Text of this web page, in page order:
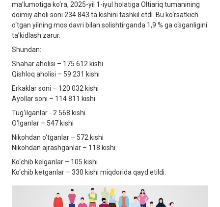
ma’lumotiga ko‘ra, 2025-yil 1-iyul holatiga Oltiariq tumanining
doimiy aholi soni 234 843 ta kishini tashkil etdi. Bu ko‘rsatkich
o‘tgan yilning mos davri bilan solishtirganda 1,9 % ga o‘sganligini
ta’kidlash zarur.
Shundan:
Shahar aholisi – 175 612 kishi
Qishloq aholisi – 59 231 kishi
Erkaklar soni – 120 032 kishi
Ayollar soni – 114 811 kishi
Tug‘ilganlar - 2 568 kishi
O‘lganlar – 547 kishi
Nikohdan o‘tganlar – 572 kishi
Nikohdan ajrashganlar – 118 kishi
Ko‘chib kelganlar – 105 kishi
Ko‘chib ketganlar – 330 kishi miqdorida qayd etildi.